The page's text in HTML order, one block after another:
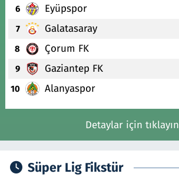
6 Eyüpspor
7 Galatasaray
8 Çorum FK
9 Gaziantep FK
10 Alanyaspor
Detaylar için tıklayın
Süper Lig Fikstür